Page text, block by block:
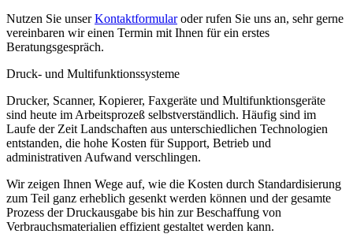
Nutzen Sie unserKontaktformularoder rufen Sie uns an, sehr gerne
vereinbaren wir einen Termin mit Ihnen für ein erstes
Beratungsgespräch.
Druck- und Multifunktionssysteme
Drucker, Scanner, Kopierer, Faxgeräte und Multifunktionsgeräte
sind heute im Arbeitsprozeß selbstverständlich. Häufig sind im
Laufe der Zeit Landschaften aus unterschiedlichen Technologien
entstanden, die hohe Kosten für Support, Betrieb und
administrativen Aufwand verschlingen.
Wir zeigen Ihnen Wege auf, wie die Kosten durch Standardisierung
zum Teil ganz erheblich gesenkt werden können und der gesamte
Prozess der Druckausgabe bis hin zur Beschaffung von
Verbrauchsmaterialien effizient gestaltet werden kann.